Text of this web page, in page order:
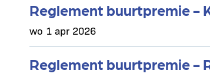
Reglement buurtpremie -
wo 1 apr 2026
Reglement buurtpremie -